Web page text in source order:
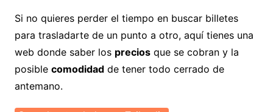
Si no quieres perder el tiempo en buscar billetes
para trasladarte de un punto a otro, aquí tienes una
web donde saber los preciosque se cobran y la
posible comodidadde tener todo cerrado de
antemano.